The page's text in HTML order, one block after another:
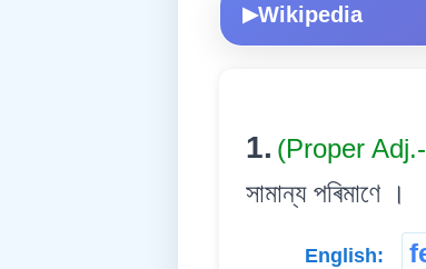
▶Wikipedia
1. (Proper
সামান্য পৰিমাণে ।
English: